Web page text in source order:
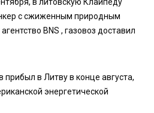
с сжиженным природным
BNS , газовоз доставил
в Литву в конце августа,
энергетической